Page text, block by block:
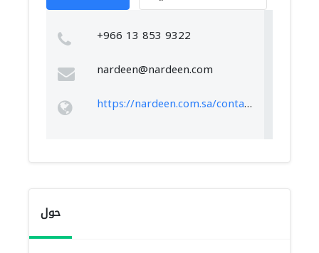
+966 13 853 9322
nardeen@nardeen.com
https://nardeen.com.sa/contact/
حول